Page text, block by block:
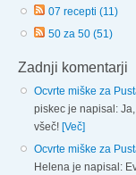
07 recepti (11)
50 za 50 (51)
Zadnji komentarji
Ocvrte miške za
piskec je napisal:
všeč! [Več]
Ocvrte miške za
Helena je napisal: